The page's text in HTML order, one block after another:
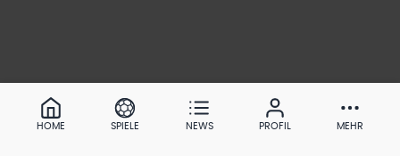
HOME SPIELE NEWS PROFIL MEHR